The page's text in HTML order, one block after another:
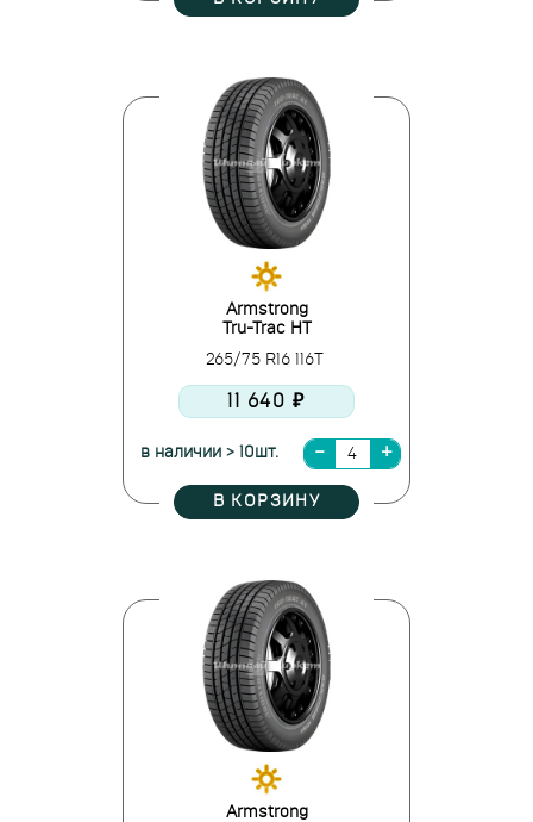
Armstrong
Tru-Trac HT
265/75 R16 116T
11 640 ₽
в наличии > 10шт.
В КОРЗИНУ
Armstrong